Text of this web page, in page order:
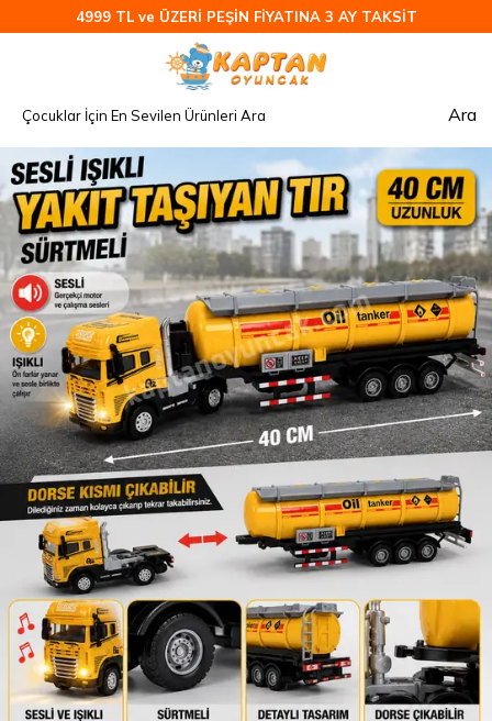
4999 TL ve ÜZERİ PEŞİN FİYATINA 3 AY TAKSİT
Ara